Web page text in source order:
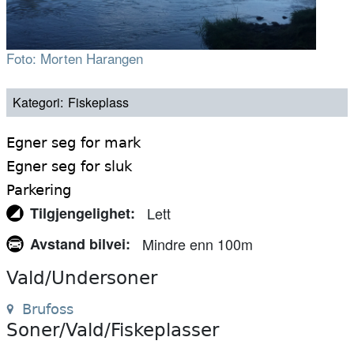
Foto: Morten Harangen
Kategori Fiskeplass
Egner seg for mark
Egner seg for sluk
Parkering
Tilgjengelighet
Lett
Avstand bilvei
Mindre enn 100m
Vald/Undersoner
Brufoss
Soner/Vald/Fiskeplasser